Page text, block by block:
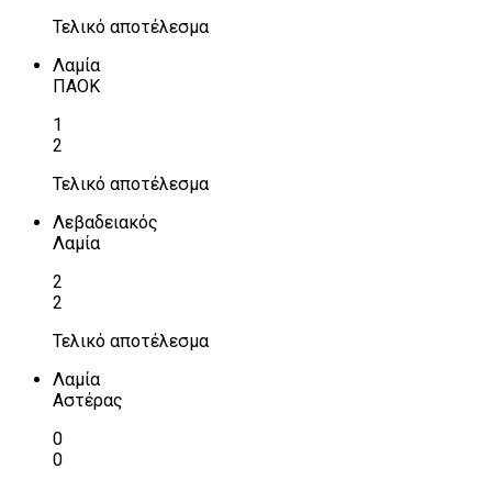
Τελικό αποτέλεσμα
Λαμία
ΠΑΟΚ
1
2
Τελικό αποτέλεσμα
Λεβαδειακός
Λαμία
2
2
Τελικό αποτέλεσμα
Λαμία
Αστέρας
0
0